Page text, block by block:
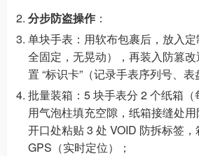
分步防盗操作 ：
单块手表：用软布包裹后，放入
全固定，无晃动），再装入防篡
置 “标识卡”（记录手表序列号、表
批量装箱：5 块手表分 2 个纸箱
用气泡柱填充空隙，纸箱接缝处用
开口处粘贴 3 处 VOID 防拆标签
GPS（实时定位）；